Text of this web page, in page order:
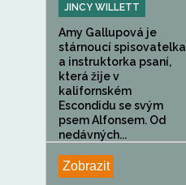
JINCY WILLETT
Amy Gallupová je
stárnoucí spisovatelka
a instruktorka psaní,
která žije v
kalifornském
Escondidu se svým
psem Alfonsem. Od
nedávných...
Zobrazit